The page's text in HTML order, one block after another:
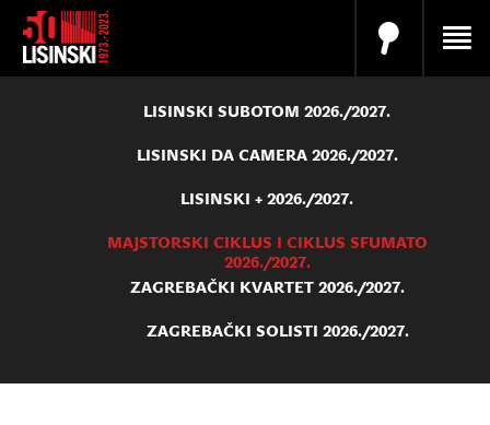
LISINSKI SUBOTOM 2026./2027.
LISINSKI DA CAMERA 2026./2027.
LISINSKI + 2026./2027.
MAJSTORSKI CIKLUS I CIKLUS SFUMATO
2026./2027.
ZAGREBAČKI KVARTET 2026./2027.
ZAGREBAČKI SOLISTI 2026./2027.